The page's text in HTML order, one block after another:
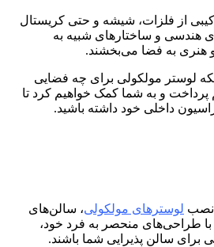
از فلزات، شیشه و حتی کریستال
هندسی و ساختارهای شبیه به
هنری به فضا می‌بخشند.
لوستر مولکولی برای چه فضایی
و به شما کمک خواهیم کرد تا
داخلی خود داشته باشید.
نصب لوسترهای مولکولی، سالن‌های
با طراحی‌های منحصر به فرد خود،
برای سالن پذیرایی شما باشند.